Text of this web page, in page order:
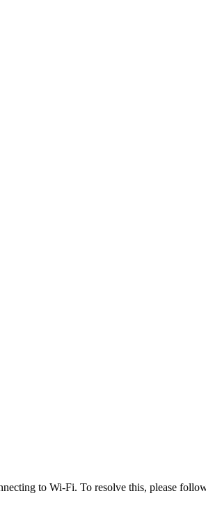
to Wi-Fi. To resolve this, please